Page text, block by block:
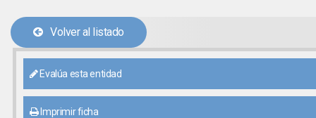
Volver al listado
Evalúa esta entidad
Imprimir ficha